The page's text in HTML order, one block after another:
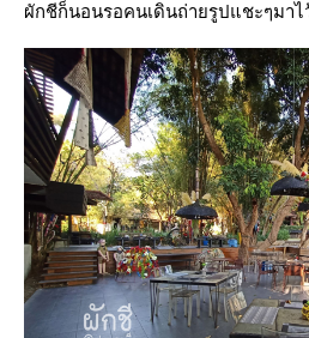
ผักชีก็นอนรอคนเดินถ่ายรูปแชะๆมา